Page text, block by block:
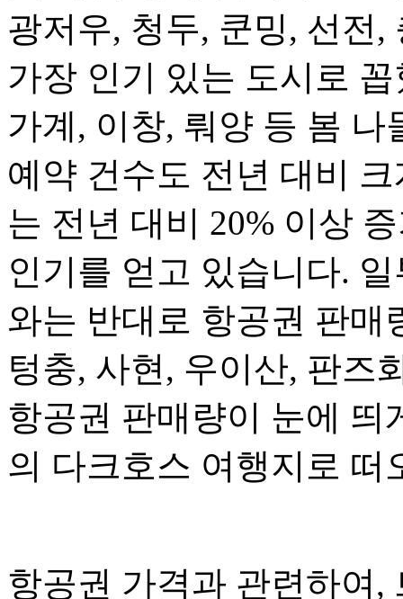
광저우, 청두, 쿤밍, 선전
가장 인기 있는 도시로
가계, 이창, 뤄양 등 봄
예약 건수도 전년 대비
는 전년 대비 20% 이상
인기를 얻고 있습니다.
와는 반대로 항공권 판매
텅충, 사현, 우이산, 판즈
항공권 판매량이 눈에 띄
의 다크호스 여행지로 떠
항공권 가격과 관련하여,